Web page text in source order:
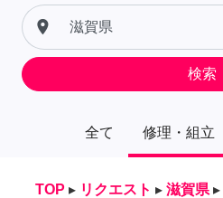
全て 修理・組立
place
検索
TOP ▸ リクエスト ▸ 滋賀県 ▸